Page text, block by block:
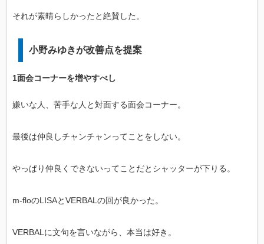
それが素晴らしかったと絶賛した。
小野みゆきが改善点を提案
1面会コーナーを増やすべし
嫌いな人、苦手な人と対面する面会コーナー。
最後は仲良しチャンチャンってことをしない。
やっぱり仲良くできないってことだとシャッターが下りる。
m-floのLISAとVERBALの回が良かった。
VERBALに文句を言いながら、本当は好き。